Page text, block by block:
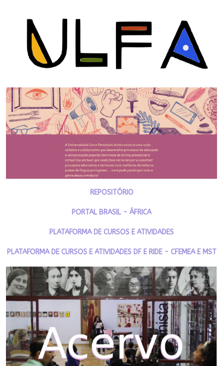
REPOSITÓRIO
PORTAL BRASIL - ÁFRICA
PLATAFORMA DE CURSOS E ATIVIDADES
PLATAFORMA DE CURSOS E ATIVIDADES DF E RIDE - CFEMEA E MST